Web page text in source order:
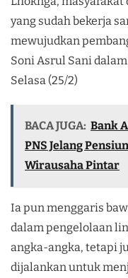
yang sudah bekerja
mewujudkan
Soni Asrul Sani
Selasa (25/2)
BACA JUGA: Bank
PNS Jelang
Wirausaha Pintar
Ia pun menggaris
dalam pengelolaan
angka-angka, tetapi
dijalankan untuk